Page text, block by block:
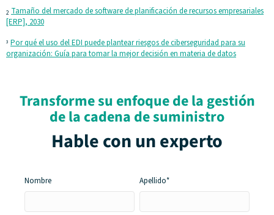
2 Tamaño del mercado de software de planificación de recursos empresariales
[ERP], 2030
3 Por qué el uso del EDI puede plantear riesgos de ciberseguridad para su
organización: Guía para tomar la mejor decisión en materia de datos
Transforme su enfoque de la gestión
de la cadena de suministro
Hable con un experto
Nombre Apellido*